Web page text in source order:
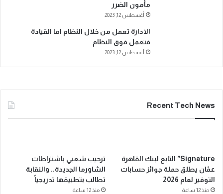
مأمون الضرر
أغسطس 12, 2023
الادارة تعمل من خلال النظام اما القيادة
فتعمل فوق النظام
أغسطس 12, 2023
Recent Tech News
Signature” التابع لبنك القاهرة
عمّان يطلق حملة جوائز حسابات
التوفير لعام 2026
منذ 12 ساعة
ترحيب شعبي باشتراطات
الشاورما الجديدة.. والنقابة
تطالب بتطبيقها تدريجياً
منذ 12 ساعة